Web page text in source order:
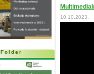
Folder
10.10.2023.